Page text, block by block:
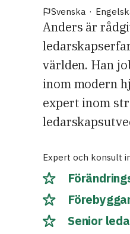
Svenska ·
Anders är
världen. Han
inom modern
expert inom
Expert och konsult
Senior